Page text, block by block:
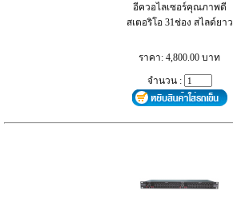
อีควอไลเซอร์คุณภาพดี
สเตอริโอ 31ช่อง สไลด์ยาว
ราคา: 4,800.00 บาท
จำนวน :